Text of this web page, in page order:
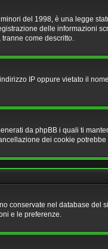
del 1998, è una legge
delle informazioni
come descritto.
IP oppure vietato il
da phpBB i quali ti
dei cookie
conservate nel database
e le preferenze.